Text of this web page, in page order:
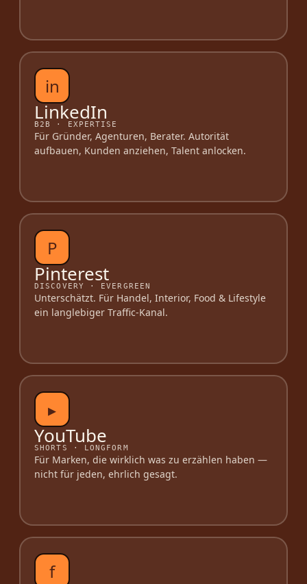
in
LinkedIn
B2B · EXPERTISE
Für Gründer, Agenturen, Berater. Autorität
aufbauen, Kunden anziehen, Talent anlocken.
P
Pinterest
DISCOVERY · EVERGREEN
Unterschätzt. Für Handel, Interior, Food & Lifestyle
ein langlebiger Traffic-Kanal.
▸
YouTube
SHORTS · LONGFORM
Für Marken, die wirklich was zu erzählen haben —
nicht für jeden, ehrlich gesagt.
f